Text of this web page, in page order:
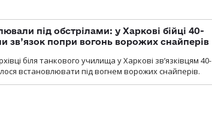
під обстрілами: у Харкові бійці 40-
зв’язок попри вогонь ворожих снайперів
біля танкового училища у Харкові зв’язківцям 40-
встановлювати під вогнем ворожих снайперів.